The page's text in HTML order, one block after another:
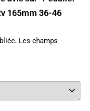
165mm 36-46
Les champs